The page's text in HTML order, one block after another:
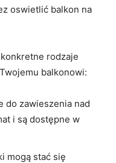
oswietlić balkon na
rodzaje
balkonowi:
do zawieszenia nad
i są dostępne w
mogą stać się